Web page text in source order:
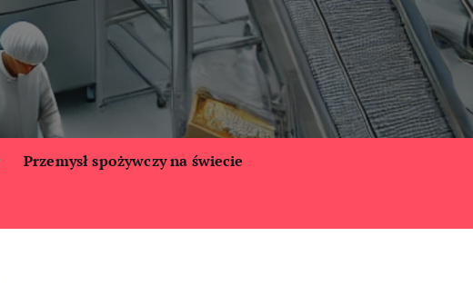
Przemysł spożywczy na świecie